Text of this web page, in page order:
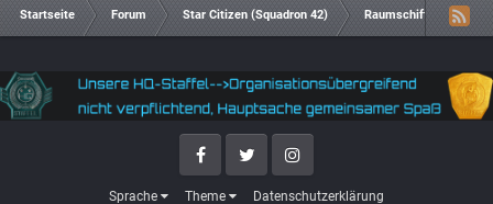
Startseite Forum Star Citizen (Squadron 42) Raumschiffe,
Sprache Theme Datenschutzerklärung
FacebookTwitter Instagram